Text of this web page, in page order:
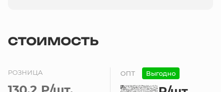
СТОИМОСТЬ
РОЗНИЦА ОПТ Выгодно